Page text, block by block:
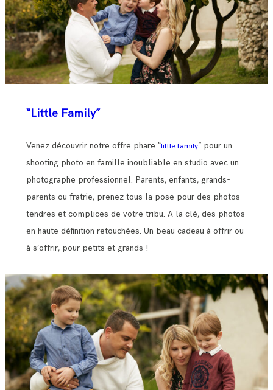
“Little Family”
Venez découvrir notre offre phare “little family” pour un
shooting photo en famille inoubliable en studio avec un
photographe professionnel. Parents, enfants, grands-
parents ou fratrie, prenez tous la pose pour des photos
tendres et complices de votre tribu. A la clé, des photos
en haute définition retouchées. Un beau cadeau à offrir ou
à s’offrir, pour petits et grands !